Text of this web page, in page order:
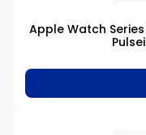
Apple Watch